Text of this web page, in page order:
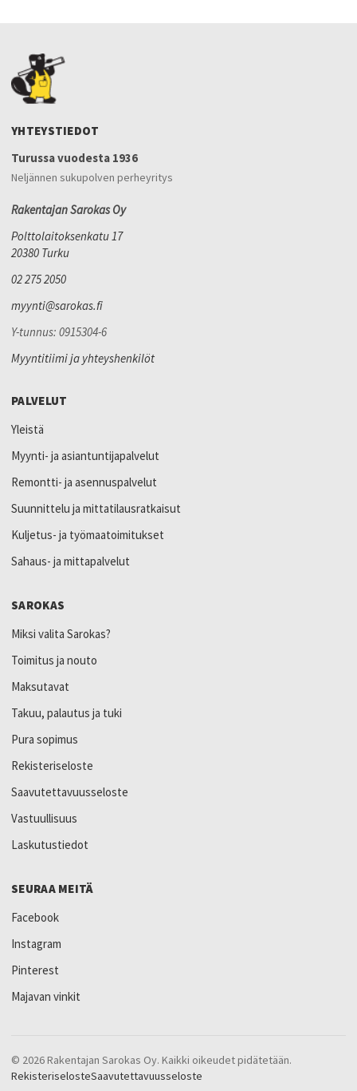
YHTEYSTIEDOT
Turussa vuodesta 1936
Neljännen sukupolven perheyritys
Rakentajan Sarokas Oy
Polttolaitoksenkatu 17
20380 Turku
02 275 2050
myynti@sarokas.fi
Y-tunnus: 0915304-6
Myyntitiimi ja yhteyshenkilöt
PALVELUT
Yleistä
Myynti- ja asiantuntijapalvelut
Remontti- ja asennuspalvelut
Suunnittelu ja mittatilausratkaisut
Kuljetus- ja työmaatoimitukset
Sahaus- ja mittapalvelut
SAROKAS
Miksi valita Sarokas?
Toimitus ja nouto
Maksutavat
Takuu, palautus ja tuki
Pura sopimus
Rekisteriseloste
Saavutettavuusseloste
Vastuullisuus
Laskutustiedot
SEURAA MEITÄ
Facebook
Instagram
Pinterest
Majavan vinkit
© 2026 Rakentajan Sarokas Oy. Kaikki oikeudet pidätetään.
RekisteriselosteSaavutettavuusseloste